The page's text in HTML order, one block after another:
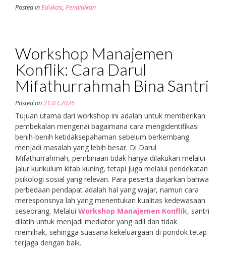
Posted inEdukasi, Pendidikan
Workshop Manajemen
Konflik: Cara Darul
Mifathurrahmah Bina Santri
Posted on21.03.2026
Tujuan utama dari workshop ini adalah untuk memberikan
pembekalan mengenai bagaimana cara mengidentifikasi
benih-benih ketidaksepahaman sebelum berkembang
menjadi masalah yang lebih besar. Di Darul
Mifathurrahmah, pembinaan tidak hanya dilakukan melalui
jalur kurikulum kitab kuning, tetapi juga melalui pendekatan
psikologi sosial yang relevan. Para peserta diajarkan bahwa
perbedaan pendapat adalah hal yang wajar, namun cara
meresponsnya lah yang menentukan kualitas kedewasaan
seseorang. Melalui Workshop Manajemen Konflik, santri
dilatih untuk menjadi mediator yang adil dan tidak
memihak, sehingga suasana kekeluargaan di pondok tetap
terjaga dengan baik.